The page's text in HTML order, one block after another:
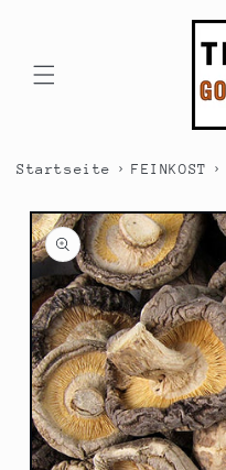
Startseite › FEINKOST ›